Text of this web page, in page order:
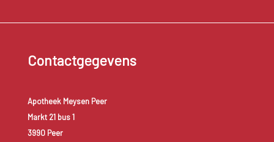
Contactgegevens
Apotheek Meysen Peer
Markt 21 bus 1
3990 Peer